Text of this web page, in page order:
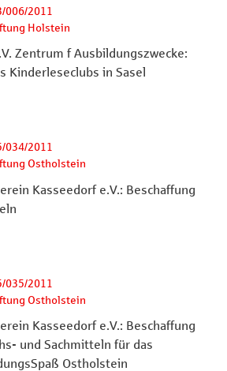
006/2011
Holstein
Zentrum f Ausbildungszwecke:
Kinderleseclubs in Sasel
034/2011
Ostholstein
Kasseedorf e.V.: Beschaffung
035/2011
Ostholstein
Kasseedorf e.V.: Beschaffung
und Sachmitteln für das
Ostholstein